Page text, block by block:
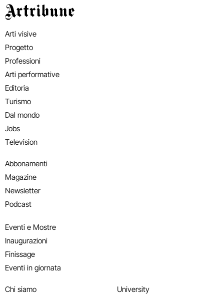
Artribune
Arti visive
Progetto
Professioni
Arti performative
Editoria
Turismo
Dal mondo
Jobs
Television
Abbonamenti
Magazine
Newsletter
Podcast
Eventi e Mostre
Inaugurazioni
Finissage
Eventi in giornata
Chi siamo
University